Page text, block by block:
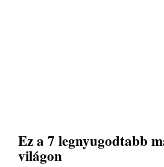
Ez a 7 legnyugodtabb
világon